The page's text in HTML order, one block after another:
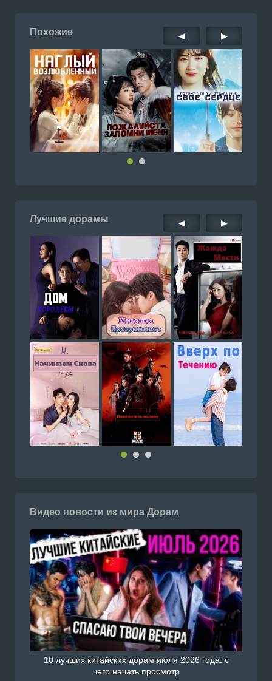
Похожие ◀ ▶
Лучшие дорамы ◀ ▶
Видео новости из мира Дорам
10 лучших китайских дорам июля 2026 года: с
чего начать просмотр